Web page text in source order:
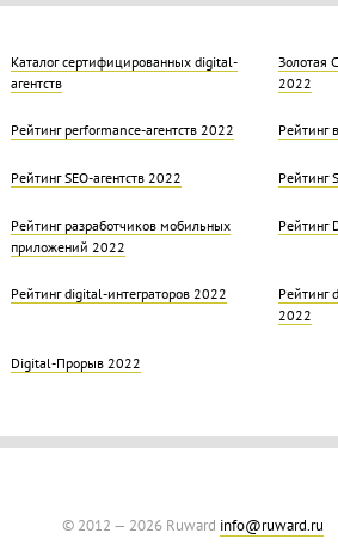
Каталог сертифицированных digital-
агентств
Золотая
2022
Рейтинг performance-агентств 2022 Рейтинг
Рейтинг SEO-агентств 2022 Рейтинг
Рейтинг разработчиков мобильных
приложений 2022
Рейтинг
Рейтинг digital-интеграторов 2022
Рейтинг
2022
Digital-Прорыв 2022
© 2012 — 2026 Ruward info@ruward.ru